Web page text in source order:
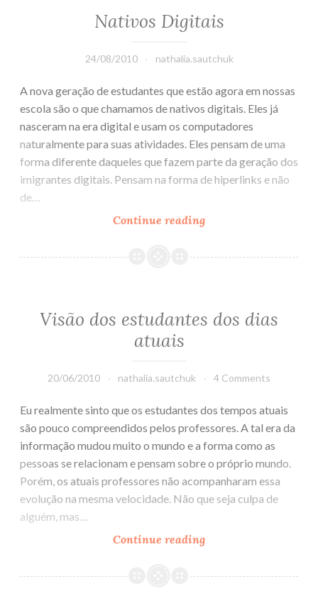
Nativos Digitais
24/08/2010 nathalia.sautchuk
A nova geração de estudantes que estão agora em nossas
escola são o que chamamos de nativos digitais. Eles já
nasceram na era digital e usam os computadores
naturalmente para suas atividades. Eles pensam de uma
forma diferente daqueles que fazem parte da geração dos
imigrantes digitais. Pensam na forma de hiperlinks e não
de…
Continue reading
Visão dos estudantes dos dias
atuais
20/06/2010 nathalia.sautchuk 4 Comments
Eu realmente sinto que os estudantes dos tempos atuais
são pouco compreendidos pelos professores. A tal era da
informação mudou muito o mundo e a forma como as
pessoas se relacionam e pensam sobre o próprio mundo.
Porém, os atuais professores não acompanharam essa
evolução na mesma velocidade. Não que seja culpa de
alguém, mas…
Continue reading
estudantes